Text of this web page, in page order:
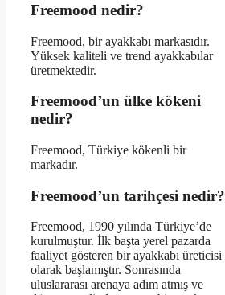
Freemood nedir?
Freemood, bir ayakkabı markasıdır.
Yüksek kaliteli ve trend ayakkabılar
üretmektedir.
Freemood’un ülke kökeni
nedir?
Freemood, Türkiye kökenli bir
markadır.
Freemood’un tarihçesi nedir?
Freemood, 1990 yılında Türkiye’de
kurulmuştur. İlk başta yerel pazarda
faaliyet gösteren bir ayakkabı üreticisi
olarak başlamıştır. Sonrasında
uluslararası arenaya adım atmış ve